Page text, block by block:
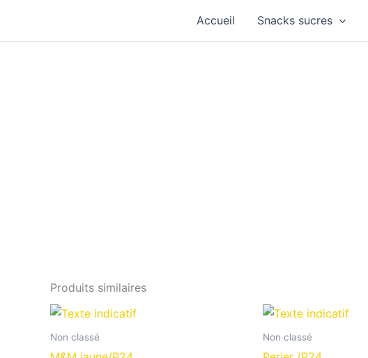
contenu
Accueil Snacks sucres
Produits similaires
Non classé Non classé